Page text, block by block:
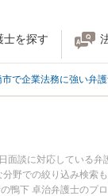
士を探す
市で企業法務に強い弁
談に対応している
野での絞り込み検索
鴨下 卓治弁護士のプ